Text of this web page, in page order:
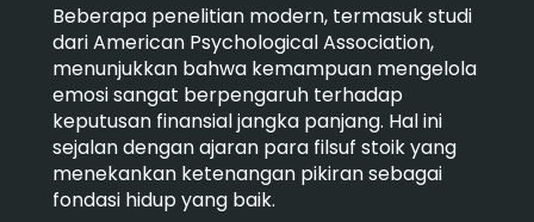
Beberapa penelitian modern, termasuk studi
dari American Psychological Association,
menunjukkan bahwa kemampuan mengelola
emosi sangat berpengaruh terhadap
keputusan finansial jangka panjang. Hal ini
sejalan dengan ajaran para filsuf stoik yang
menekankan ketenangan pikiran sebagai
fondasi hidup yang baik.